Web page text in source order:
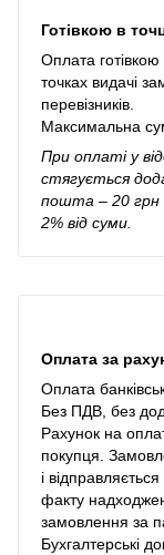
Готівкою в
Оплата
точках видачі
перевізників.
Максимальна
При оплаті у
стягується
пошта – 20 грн
2% від суми.
Оплата за
Оплата
Без ПДВ, без
Рахунок на
покупця.
і
факту
замовлення за
Бухгалтерські